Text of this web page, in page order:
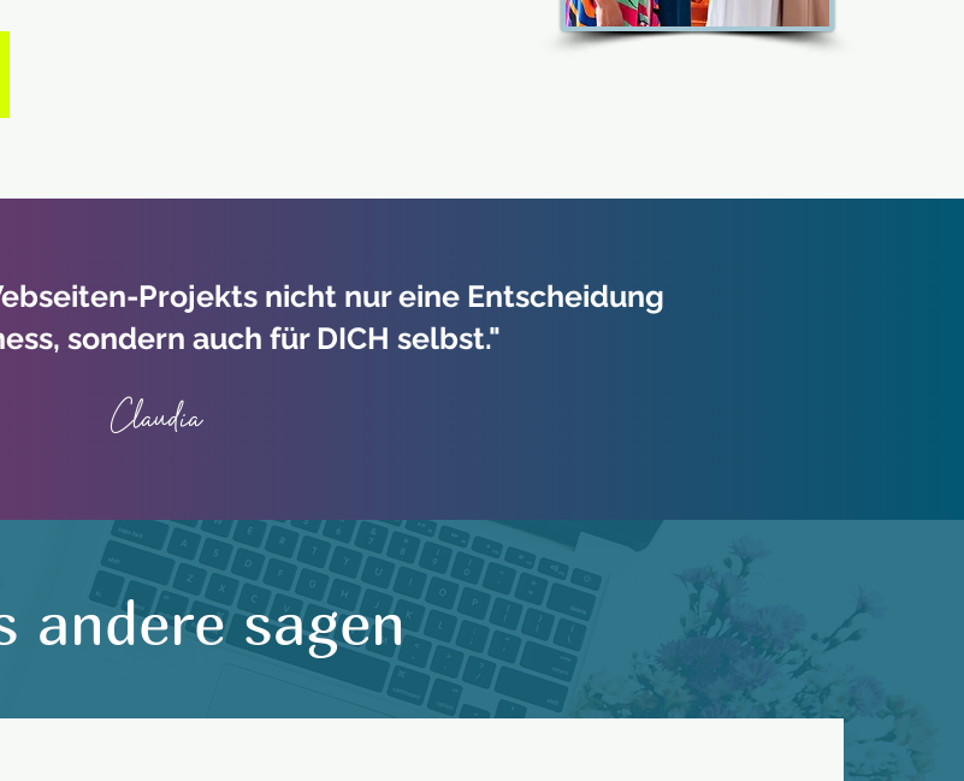
Projekts nicht nur eine Entscheidung
sondern auch für DICH selbst."
Claudia
andere sagen